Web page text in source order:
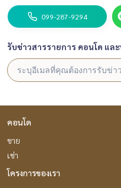
099-287-9294
รับข่าวสารรายการ คอนโด แล
คอนโด
ขาย
เช่า
โครงการของเรา